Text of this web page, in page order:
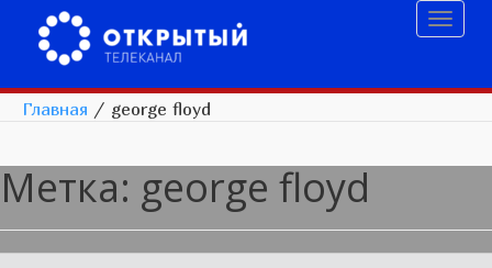
Главная / george floyd
Метка: george floyd